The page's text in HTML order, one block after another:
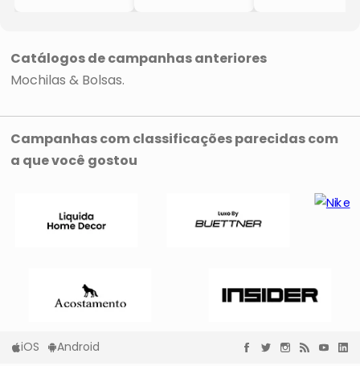
Catálogos de campanhas anteriores
Mochilas & Bolsas
Campanhas com classificações parecidas com
a que você gostou
iOS Android